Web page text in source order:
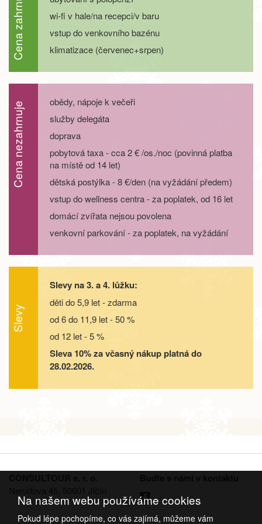
22.08. - 27.08.26
22.08. - 29.08.26 8 dní 13 600 Kč
29.08. - 01.09.26 4 dny 5 400 Kč
29.08. - 02.09.26 5 dní
29.08. - 03.09.26 9 000 Kč objednej
29.08. - 05.09.26 8 dní 12 500 Kč objednej
05.09. - 08.09.26
4 dny 5 400 Kč objednej
objednej
05.09. - 10.09.26 6 dní 9 000 Kč
05.09. - 12.09.26 8 dní
12.09. - 15.09.26 4 dny 5 400 Kč objednej
objednej
19.09. - 22.09.26 4 dny 5 400 Kč
19.09. - 23.09.26 5 dní 7 200 Kč objednej
Cena zahrnuje
wi-fi v hale/na recepci/v baru
vstup do venkovního bazénu
klimatizace (červenec+srpen)
Cena nezahrnuje
obědy, nápoje k večeři
služby delegáta
doprava
pobytová taxa - cca 2 € /os./noc (povinná platba
na místě od 14 let)
dětská postýlka - 8 €/den (na vyžádání předem)
vstup do wellness centra - za poplatek, od 16 let
domácí zvířata nejsou povolena
venkovní parkování - za poplatek, na vyžádání
Slevy
Slevy na 3. a 4. lůžku:
děti do 5,9 let - zdarma
od 6 do 11,9 let - 50 %
od 12 let - 5 %
Sleva 10% za včasný nákup platná do
28.02.2026.
Na našem webu používáme cookies
Pokud lépe pochopíme, co vás zajímá, můžeme vám